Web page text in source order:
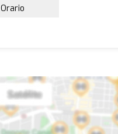
Orario